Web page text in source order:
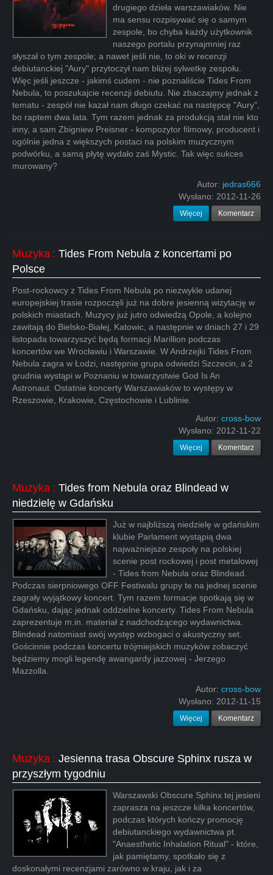
drugiego dzieła warszawiaków. Nie
ma sensu rozpisywać się o samym
zespole, bo chyba każdy użytkownik
naszego portalu przynajmniej raz
słyszał o tym zespole; a nawet jeśli nie, to oki w recenzji
debiutanckiej "Aury" przytoczył nam bliżej sylwetkę zespołu.
Więc jeśli jeszcze - jakimś cudem - nie poznaliście Tides From
Nebula, to poszukajcie recenzji debiutu. Nie zbaczajmy jednak z
tematu - zespół nie kazał nam długo czekać na następcę "Aury",
bo raptem dwa lata. Tym razem jednak za produkcją stał nie kto
inny, a sam Zbigniew Preisner - kompozytor filmowy, producent i
ogólnie jedna z większych postaci na polskim muzycznym
podwórku, a samą płytę wydało zaś Mystic. Tak więc sukces
murowany?
Autor: jedras666
Wysłano: 2012-11-26
Więcej Komentarz
Muzyka : Tides From Nebula z koncertami po
Polsce
Post-rockowcy z Tides From Nebula po niezwykle udanej
europejskiej trasie rozpoczęli już na dobre jesienną wizytację w
polskich miastach. Muzycy już jutro odwiedzą Opole, a kolejno
zawitają do Bielsko-Białej, Katowic, a następnie w dniach 27 i 29
listopada towarzyszyć będą formacji Marillion podczas
koncertów we Wrocławiu i Warszawie. W Andrzejki Tides From
Nebula zagra w Łodzi, następnie grupa odwiedzi Szczecin, a 2
grudnia wystąpi w Poznaniu w towarzystwie God Is An
Astronaut. Ostatnie koncerty Warszawiaków to występy w
Rzeszowie, Krakowie, Częstochowie i Lublinie.
Autor: cross-bow
Wysłano: 2012-11-22
Więcej Komentarz
Muzyka : Tides from Nebula oraz Blindead w
niedzielę w Gdańsku
Już w najbliższą niedzielę w gdańskim
klubie Parlament wystąpią dwa
najważniejsze zespoły na polskiej
scenie post rockowej i post metalowej
- Tides from Nebula oraz Blindead.
Podczas sierpniowego OFF Festiwalu grupy te na jednej scenie
zagrały wyjątkowy koncert. Tym razem formacje spotkają się w
Gdańsku, dając jednak oddzielne koncerty. Tides From Nebula
zaprezentuje m.in. materiał z nadchodzącego wydawnictwa.
Blindead natomiast swój występ wzbogaci o akustyczny set.
Gościnnie podczas koncertu trójmiejskich muzyków zobaczyć
będziemy mogli legendę awangardy jazzowej - Jerzego
Mazzolla.
Autor: cross-bow
Wysłano: 2012-11-15
Więcej Komentarz
Muzyka : Jesienna trasa Obscure Sphinx rusza w
przyszłym tygodniu
Warszawski Obscure Sphinx tej jesieni
zaprasza na jeszcze kilka koncertów,
podczas których kończy promocję
debiutanckiego wydawnictwa pt.
"Anaesthetic Inhalation Ritual" - które,
jak pamiętamy, spotkało się z
doskonałymi recenzjami zarówno w kraju, jak i za